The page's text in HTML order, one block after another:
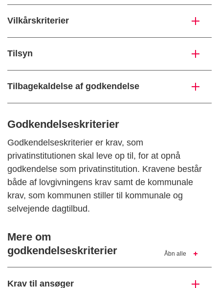
Vilkårskriterier
Tilsyn
Tilbagekaldelse af godkendelse
Godkendelseskriterier
Godkendelseskriterier er krav, som
privatinstitutionen skal leve op til, for at opnå
godkendelse som privatinstitution. Kravene består
både af lovgivningens krav samt de kommunale
krav, som kommunen stiller til kommunale og
selvejende dagtilbud.
Mere om
godkendelseskriterier
Åbn alle
Krav til ansøger